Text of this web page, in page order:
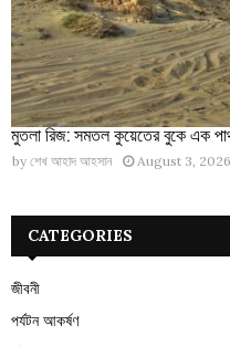
মুতলা রিজ: সমতল কুয়েতের বুকে এক
by শেখ আহাদ আহসান August 3, 2026
CATEGORIES
জীবনী
পর্যটন আকর্ষণ